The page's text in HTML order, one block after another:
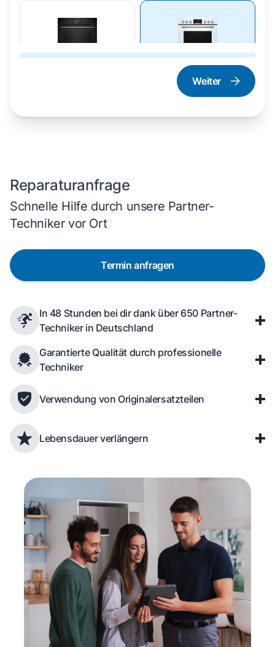
Herd und Backofen
Weiter
Reparaturanfrage
Schnelle Hilfe durch unsere Partner-
Techniker vor Ort
Termin anfragen
In 48 Stunden bei dir dank über 650 Partner-
Techniker in Deutschland
Garantierte Qualität durch professionelle
Techniker
Verwendung von Originalersatzteilen
Lebensdauer verlängern